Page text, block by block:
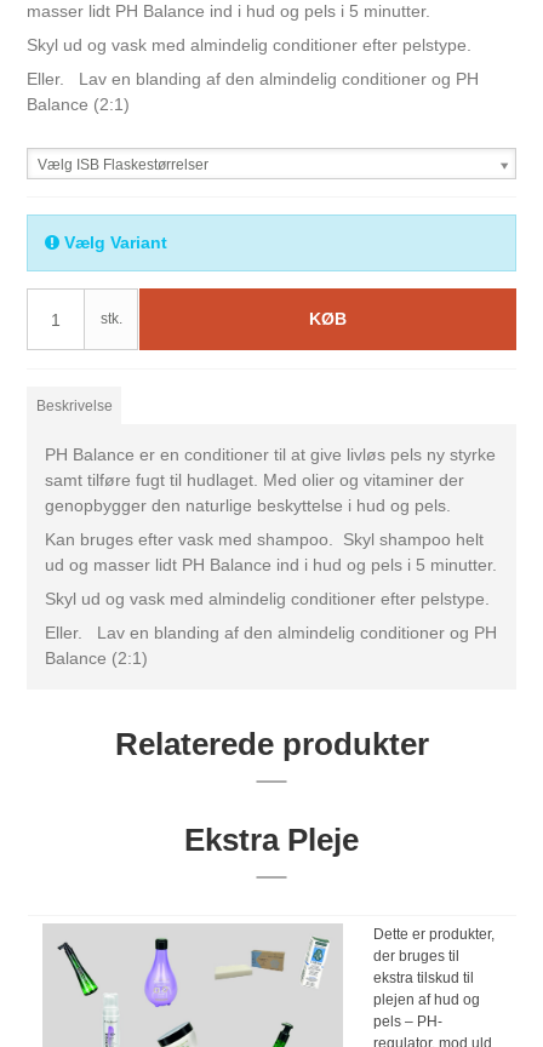
masser lidt PH Balance ind i hud og pels i 5 minutter.
Skyl ud og vask med almindelig conditioner efter pelstype.
Eller. Lav en blanding af den almindelig conditioner og PH
Balance (2:1)
Vælg ISB Flaskestørrelser
Vælg Variant
stk. KØB
Beskrivelse
PH Balance er en conditioner til at give livløs pels ny styrke
samt tilføre fugt til hudlaget. Med olier og vitaminer der
genopbygger den naturlige beskyttelse i hud og pels.
Kan bruges efter vask med shampoo. Skyl shampoo helt
ud og masser lidt PH Balance ind i hud og pels i 5 minutter.
Skyl ud og vask med almindelig conditioner efter pelstype.
Eller. Lav en blanding af den almindelig conditioner og PH
Balance (2:1)
Relaterede produkter
Ekstra Pleje
Dette er produkter,
der bruges til
ekstra tilskud til
plejen af hud og
pels – PH-